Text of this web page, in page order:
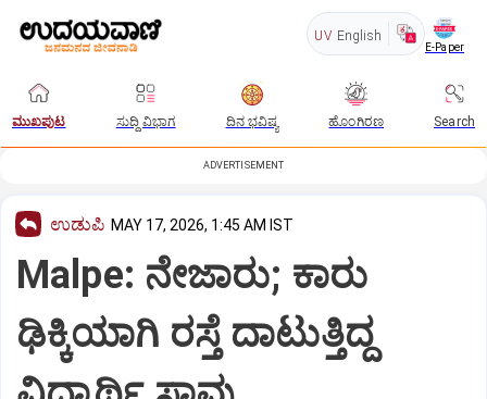
UV English
E-Paper
ಮುಖಪುಟ ಸುದ್ದಿ ವಿಭಾಗ ದಿನ ಭವಿಷ್ಯ ಹೊಂಗಿರಣ Search
ADVERTISEMENT
ಉಡುಪಿ MAY 17, 2026, 1:45 AM IST
Malpe: ನೇಜಾರು; ಕಾರು
ಢಿಕ್ಕಿಯಾಗಿ ರಸ್ತೆ ದಾಟುತ್ತಿದ್ದ